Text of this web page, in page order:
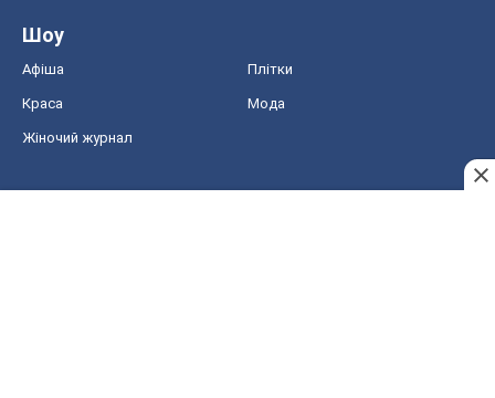
Шоу
Афіша Плітки
Краса Мода
Жіночий журнал